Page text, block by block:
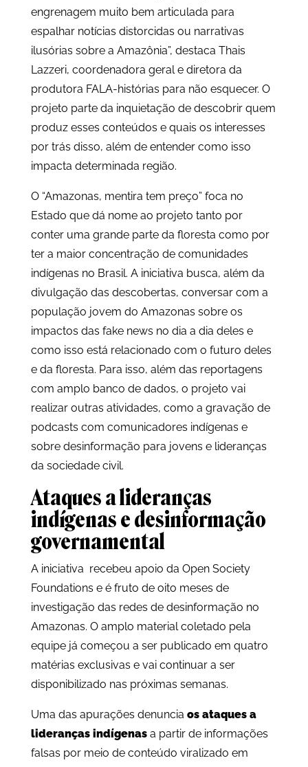
engrenagem muito bem articulada para
espalhar notícias distorcidas ou narrativas
ilusórias sobre a Amazônia”, destaca Thais
Lazzeri, coordenadora geral e diretora da
produtora FALA-histórias para não esquecer. O
projeto parte da inquietação de descobrir quem
produz esses conteúdos e quais os interesses
por trás disso, além de entender como isso
impacta determinada região.
O “Amazonas, mentira tem preço” foca no
Estado que dá nome ao projeto tanto por
conter uma grande parte da floresta como por
ter a maior concentração de comunidades
indígenas no Brasil. A iniciativa busca, além da
divulgação das descobertas, conversar com a
população jovem do Amazonas sobre os
impactos das fake news no dia a dia deles e
como isso está relacionado com o futuro deles
e da floresta. Para isso, além das reportagens
com amplo banco de dados, o projeto vai
realizar outras atividades, como a gravação de
podcasts com comunicadores indígenas e
sobre desinformação para jovens e lideranças
da sociedade civil.
Ataques a lideranças
indígenas e desinformação
governamental
A iniciativa recebeu apoio da Open Society
Foundations e é fruto de oito meses de
investigação das redes de desinformação no
Amazonas. O amplo material coletado pela
equipe já começou a ser publicado em quatro
matérias exclusivas e vai continuar a ser
disponibilizado nas próximas semanas.
Uma das apurações denuncia os ataques a
lideranças indígenasa partir de informações
falsas por meio de conteúdo viralizado em